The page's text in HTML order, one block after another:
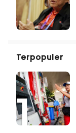
Terpopuler